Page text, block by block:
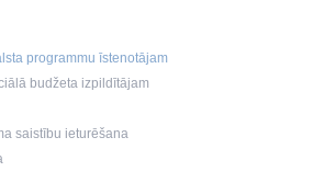
programmu īstenotājam
budžeta izpildītājam
saistību ieturēšana